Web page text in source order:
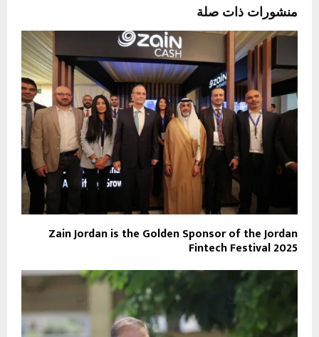
منشورات ذات صلة
Zain Jordan is the Golden Sponsor of the Jordan
Fintech Festival 2025